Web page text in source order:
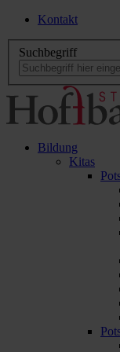
Kontakt
Suchbegriff
Bildung
Kitas